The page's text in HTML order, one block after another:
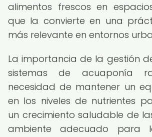
alimentos frescos en
que la convierte en una
más relevante en entornos
La importancia de la gestión
sistemas de acuaponía
necesidad de mantener un
en los niveles de nutrientes
un crecimiento saludable de
ambiente adecuado para